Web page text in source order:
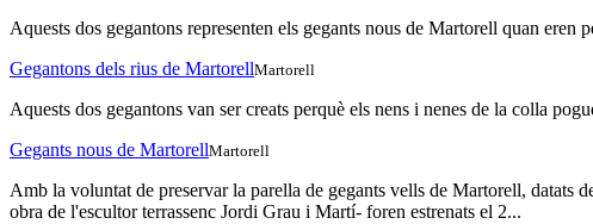
Aquests dos gegantons representen els gegants nous de Martorell quan
Gegantons dels rius de MartorellMartorell
Aquests dos gegantons van ser creats perquè els nens i nenes de la colla
Gegants nous de MartorellMartorell
Amb la voluntat de preservar la parella de gegants vells de Martorell, datats
obra de l'escultor terrassenc Jordi Grau i Martí- foren estrenats el 2...